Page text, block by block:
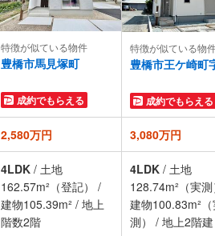
特徴が似ている物件
豊橋市馬見塚町
成約でもらえる
特徴が似ている物
豊橋市王ケ崎町
成約でもらえる
2,580万円 3,080万円
4LDK / 土地
162.57m²（登記）
/
建物105.39m² / 地上
階数2階
4LDK / 土地
128.74m²（実
建物100.83m²
測）
/ 地上2階建